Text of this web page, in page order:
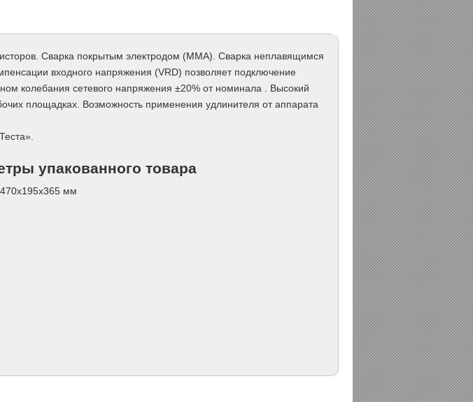
Сварка покрытым электродом (ММА). Сварка неплавящимся
входного напряжения (VRD) позволяет подключение
колебания сетевого напряжения ±20% от номинала . Высокий
площадках. Возможность применения удлинителя от аппарата
упакованного товара
470x195x365 мм